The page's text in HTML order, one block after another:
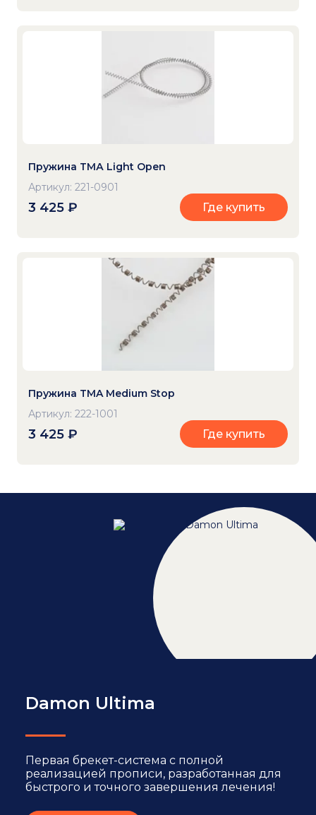
Пружина ТМА Light Open
Артикул: 221-0901
3 425 ₽ Где купить
Пружина TMA Medium Stop
Артикул: 222-1001
3 425 ₽ Где купить
Damon Ultima
Первая брекет-система с полной
реализацией прописи, разработанная для
быстрого и точного завершения лечения!